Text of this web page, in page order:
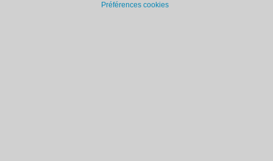
Préférences cookies